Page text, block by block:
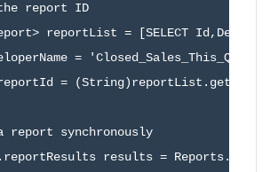
report ID
reportList = [SELECT
=
=
report synchronously
results =